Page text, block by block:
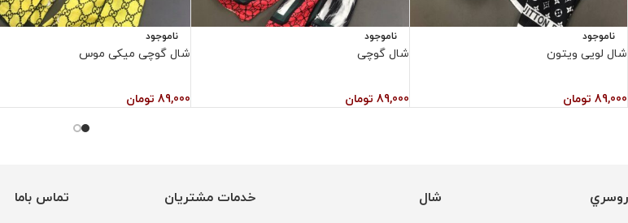
ناموجود
شال لویی ویتون
89,000 تومان
ناموجود
شال گوچی
89,000 تومان
ناموجود
شال گوچی میکی موس
89,000 تومان
روسري شال خدمات مشتریان تماس باما